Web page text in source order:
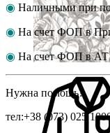
◉ Наличными при
◉ На счет ФОП в
◉ На счет ФОП в АТ
Нужна помощь?
тел:+38 (073) 025